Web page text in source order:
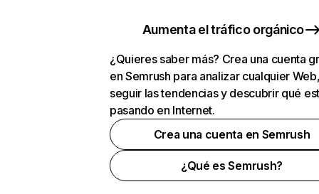
Aumenta el tráfico orgánico
¿Quieres saber más? Crea una cuenta
en Semrush para analizar cualquier
seguir las tendencias y descubrir qué
pasando en Internet.
Crea una cuenta en Semrush
¿Qué es Semrush?